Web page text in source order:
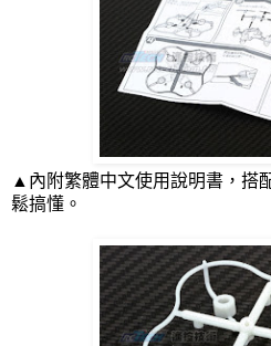
▲內附繁體中文使用說明書，搭
鬆搞懂。